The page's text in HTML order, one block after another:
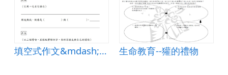
填空式作文&mdash;朋友與我 生命教育--獾的禮物